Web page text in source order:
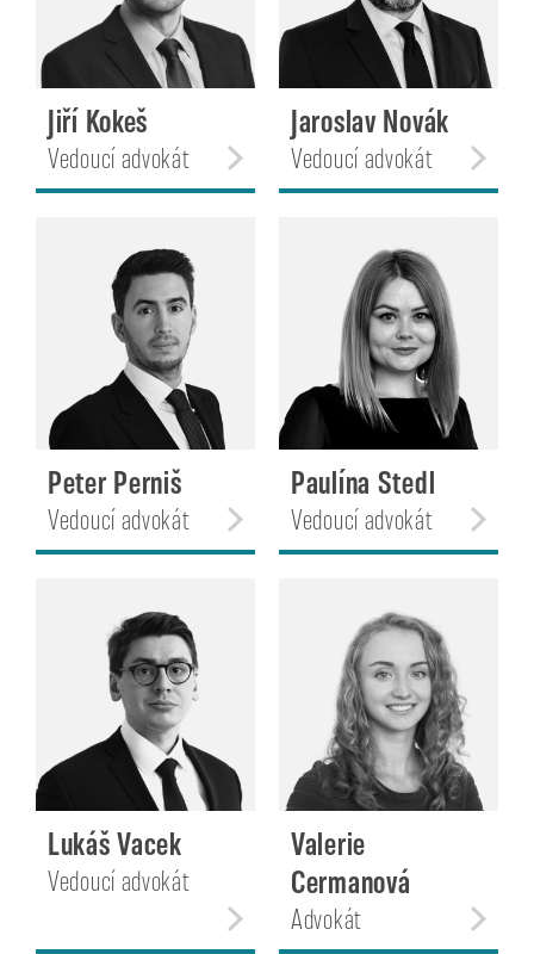
Jiří Kokeš
Vedoucí advokát
Jaroslav Novák
Vedoucí advokát
Peter Perniš
Vedoucí advokát
Paulína Stedl
Vedoucí advokát
Lukáš Vacek
Vedoucí advokát
Valerie
Cermanová
Advokát